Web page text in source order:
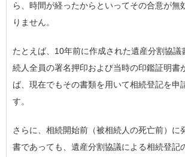
ら、時間が経ったからといってその合意が無
りません。
たとえば、10年前に作成された遺産分割協議
続人全員の署名押印および当時の印鑑証明書
ば、現在でもその書類を用いて相続登記を申
す。
さらに、相続開始前（被相続人の死亡前）に
書であっても、遺産分割協議による相続登記